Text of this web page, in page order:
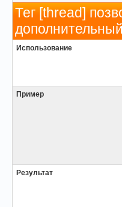
Тег [thread]
Использование
Пример
Результат